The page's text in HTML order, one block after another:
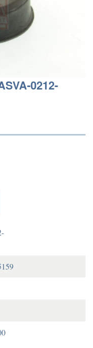
0212-